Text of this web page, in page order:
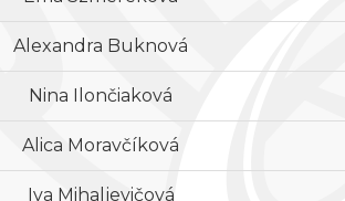
Alexandra Buknová
Nina Ilončiaková
Alica Moravčíková
Iva Mihaljevičová